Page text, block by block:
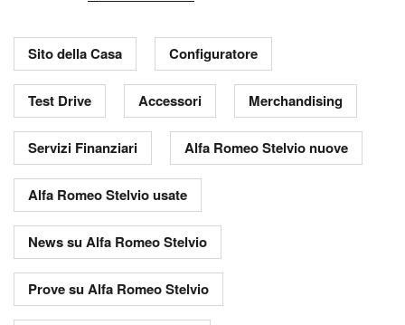
Sito della Casa Configuratore
Test Drive Accessori Merchandising
Servizi Finanziari Alfa Romeo Stelvio nuove
Alfa Romeo Stelvio usate
News su Alfa Romeo Stelvio
Prove su Alfa Romeo Stelvio